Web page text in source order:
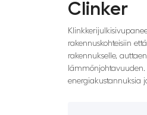
Clinker
rakennuskohteisiin
rakennukselle,
energiakustannuksia